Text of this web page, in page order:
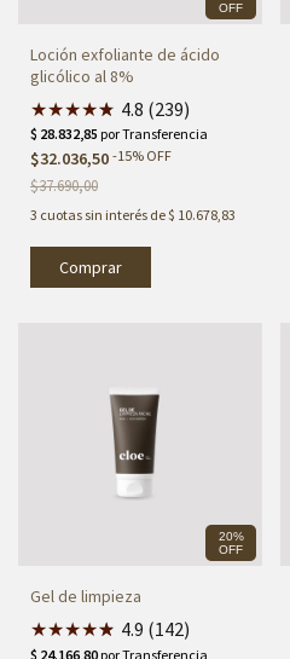
OFF
Loción exfoliante de ácido
glicólico al 8%
★★★★★
★ 4.8 (239)
$32.036,50 -15% OFF
$37.690,00
3 cuotas sin interés de$ 10.678,83
20%
OFF
Gel de limpieza
★★★★★
★ 4.9 (142)